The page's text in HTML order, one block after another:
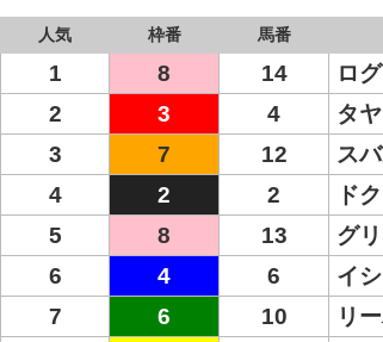
人気 枠番 馬番
1 8 14 ロ
2
3 4 タ
3
7 12 ス
4
2 2 ド
5
8 13 グ
6
4 6 イ
7
6 10 リ